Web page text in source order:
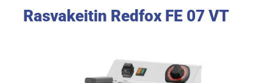
Rasvakeitin Redfox FE 07 VT